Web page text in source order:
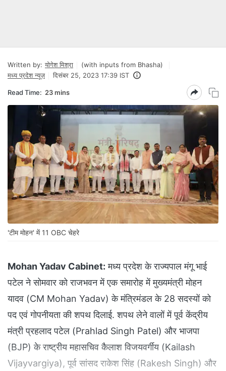
Written by: योगेश मिश्रा
(with inputs from Bhasha)
मध्य प्रदेश न्यूज़
दिसंबर 25, 2023 17:39 IST
Read Time: 23 mins
'टीम मोहन' में 11 OBC चेहरे
Mohan Yadav Cabinet: मध्य प्रदेश के राज्यपाल मंगू भाई
पटेल ने सोमवार को राजभवन में एक समारोह में मुख्यमंत्री मोहन
यादव (CM Mohan Yadav) के मंत्रिमंडल के 28 सदस्यों को
पद एवं गोपनीयता की शपथ दिलाई. शपथ लेने वालों में पूर्व केंद्रीय
मंत्री प्रहलाद पटेल (Prahlad Singh Patel) और भाजपा
(BJP) के राष्ट्रीय महासचिव कैलाश विजयवर्गीय (Kailash
Vijayvargiya), पूर्व सांसद राकेश सिंह (Rakesh Singh) और